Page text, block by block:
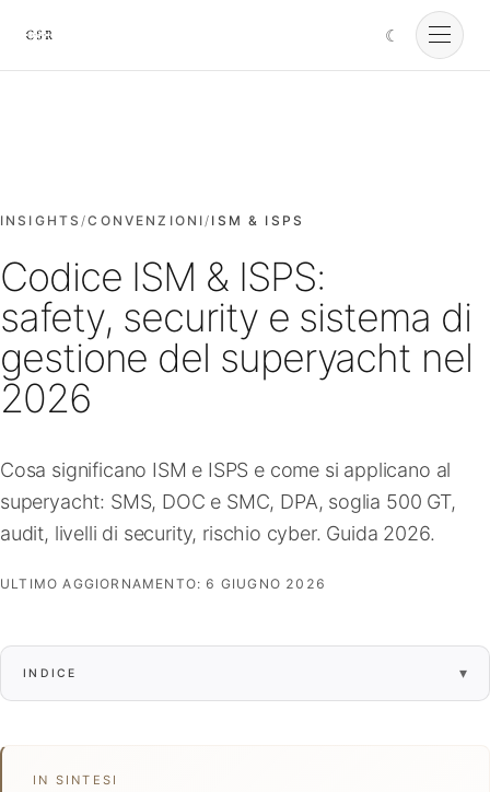
Cursorio
☾
Cursorio Manager
Strumenti
Insights
FAQ
Contatti
INSIGHTS/CONVENZIONI/ ISM & ISPS
Codice ISM & ISPS:
safety, security e sistema di
gestione del superyacht nel
2026
Cosa significano ISM e ISPS e come si applicano al
superyacht: SMS, DOC e SMC, DPA, soglia 500 GT,
audit, livelli di security, rischio cyber. Guida 2026.
ULTIMO AGGIORNAMENTO: 6 GIUGNO 2026
INDICE ▾
IN SINTESI